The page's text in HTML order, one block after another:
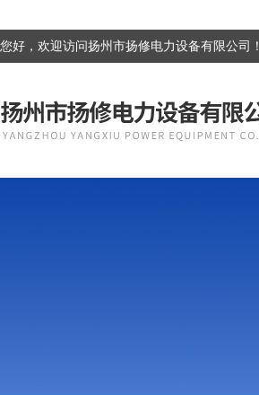
您好，欢迎访问扬州市扬修电力设备有限公司！